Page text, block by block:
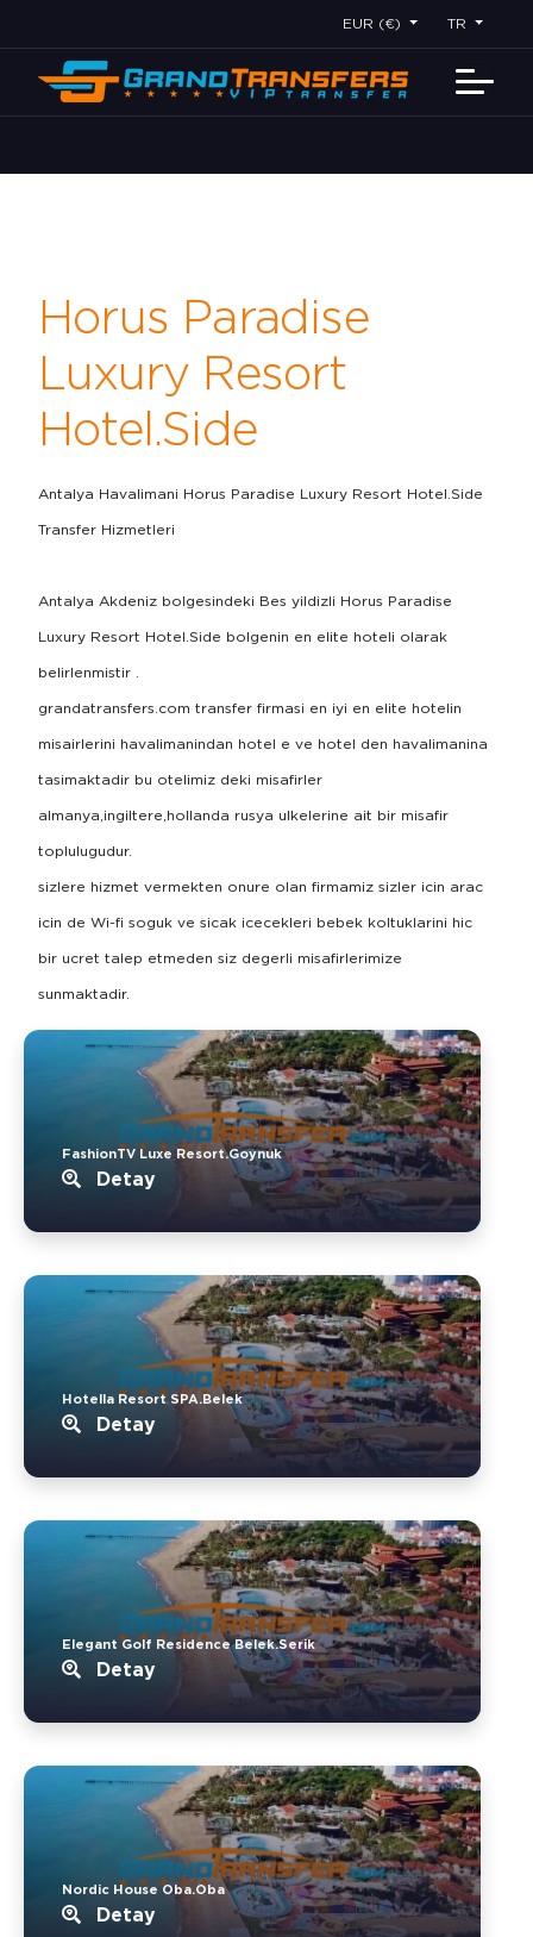
EUR (€) TR
Horus Paradise
Luxury Resort
Hotel.Side
Antalya Havalimani Horus Paradise Luxury Resort Hotel.Side
Transfer Hizmetleri
Antalya Akdeniz bolgesindeki Bes yildizli Horus Paradise
Luxury Resort Hotel.Side bolgenin en elite hoteli olarak
belirlenmistir .
grandatransfers.com transfer firmasi en iyi en elite hotelin
misairlerini havalimanindan hotel e ve hotel den havalimanina
tasimaktadir bu otelimiz deki misafirler
almanya,ingiltere,hollanda rusya ulkelerine ait bir misafir
toplulugudur.
sizlere hizmet vermekten onure olan firmamiz sizler icin arac
icin de Wi-fi soguk ve sicak icecekleri bebek koltuklarini hic
bir ucret talep etmeden siz degerli misafirlerimize
sunmaktadir.
FashionTV Luxe Resort.Goynuk
Detay
Hotella Resort SPA.Belek
Detay
Elegant Golf Residence Belek.Serik
Detay
Nordic House Oba.Oba
Detay